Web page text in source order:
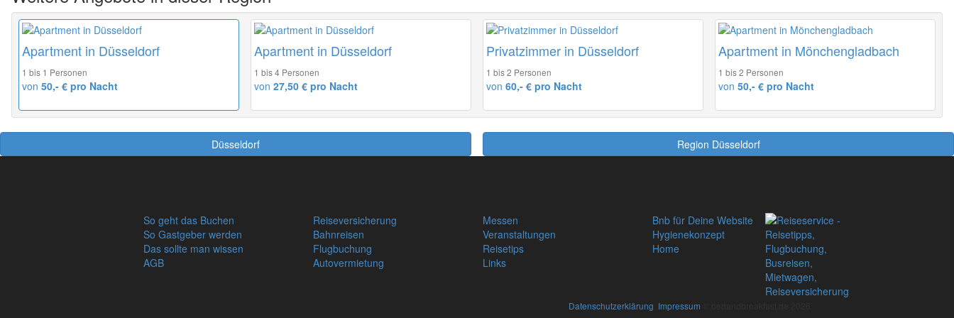
Apartment in Düsseldorf
1 bis 1 Personen
von 50,- € pro Nacht
Apartment in Düsseldorf
1 bis 4 Personen
von 27,50 € pro Nacht
Privatzimmer in Düsseldorf
1 bis 2 Personen
von 60,- € pro Nacht
Apartment in Mönchengladbach
1 bis 2 Personen
von 50,- € pro Nacht
Düsseldorf Region Düsseldorf
So geht das Buchen
So Gastgeber werden
Das sollte man wissen
AGB
Reiseversicherung
Bahnreisen
Flugbuchung
Autovermietung
Messen
Veranstaltungen
Reisetips
Links
Bnb für Deine Website
Hygienekonzept
Home
Datenschutzerklärung Impressum